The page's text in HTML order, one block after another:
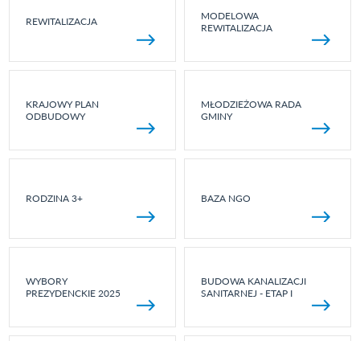
REWITALIZACJA
MODELOWA
REWITALIZACJA
KRAJOWY PLAN
ODBUDOWY
MŁODZIEŻOWA RADA
GMINY
RODZINA 3+ BAZA NGO
WYBORY
PREZYDENCKIE 2025
BUDOWA KANALIZACJI
SANITARNEJ - ETAP I